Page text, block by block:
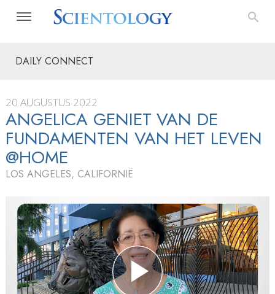
DAILY CONNECT
20 AUGUSTUS 2022
ANGELICA GENIET VAN DE
FUNDAMENTEN VAN HET LEVEN
@HOME
LOS ANGELES, CALIFORNIË